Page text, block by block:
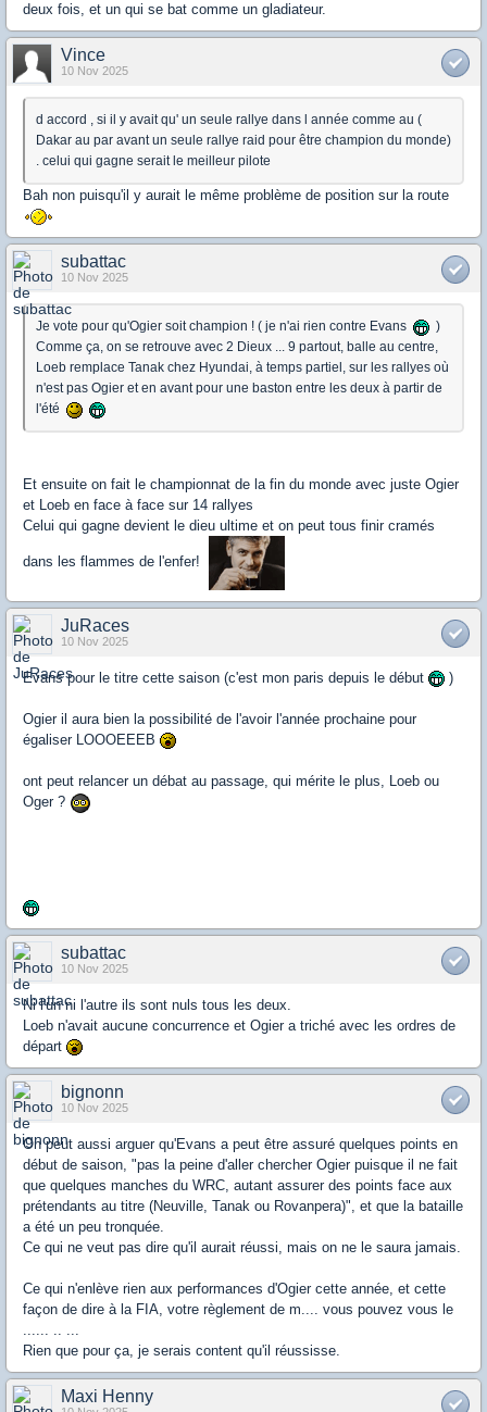
deux fois, et un qui se bat comme un gladiateur.
Vince
10 Nov 2025
d accord , si il y avait qu' un seule rallye dans l année comme au (
Dakar au par avant un seule rallye raid pour être champion du monde)
. celui qui gagne serait le meilleur pilote
Bah non puisqu'il y aurait le même problème de position sur la route
subattac
10 Nov 2025
Je vote pour qu'Ogier soit champion ! ( je n'ai rien contre Evans
)
Comme ça, on se retrouve avec 2 Dieux ... 9 partout, balle au centre,
Loeb remplace Tanak chez Hyundai, à temps partiel, sur les rallyes où
n'est pas Ogier et en avant pour une baston entre les deux à partir de
l'été
Et ensuite on fait le championnat de la fin du monde avec juste Ogier
et Loeb en face à face sur 14 rallyes
Celui qui gagne devient le dieu ultime et on peut tous finir cramés
dans les flammes de l'enfer!
JuRaces
10 Nov 2025
Evans pour le titre cette saison (c'est mon paris depuis le début )
Ogier il aura bien la possibilité de l'avoir l'année prochaine pour
égaliser LOOOEEEB
ont peut relancer un débat au passage, qui mérite le plus, Loeb ou
Oger ?
subattac
10 Nov 2025
Ni l'un ni l'autre ils sont nuls tous les deux.
Loeb n'avait aucune concurrence et Ogier a triché avec les ordres de
départ
bignonn
10 Nov 2025
On peut aussi arguer qu'Evans a peut être assuré quelques points en
début de saison, "pas la peine d'aller chercher Ogier puisque il ne fait
que quelques manches du WRC, autant assurer des points face aux
prétendants au titre (Neuville, Tanak ou Rovanpera)", et que la bataille
a été un peu tronquée.
Ce qui ne veut pas dire qu'il aurait réussi, mais on ne le saura jamais.
Ce qui n'enlève rien aux performances d'Ogier cette année, et cette
façon de dire à la FIA, votre règlement de m.... vous pouvez vous le
Rien que pour ça, je serais content qu'il réussisse.
Maxi Henny